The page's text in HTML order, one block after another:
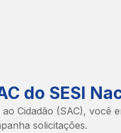
aquipara conferir os
das unidades do
aquipara conferir os
das unidades do
do SESI
Cidadão (SAC), você
solicitações.